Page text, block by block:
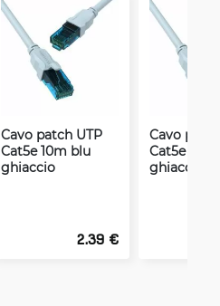
Cavo patch UTP
Cat5e 10m blu
ghiaccio
2.39 €
Cavo
Cat5e
ghiaccio